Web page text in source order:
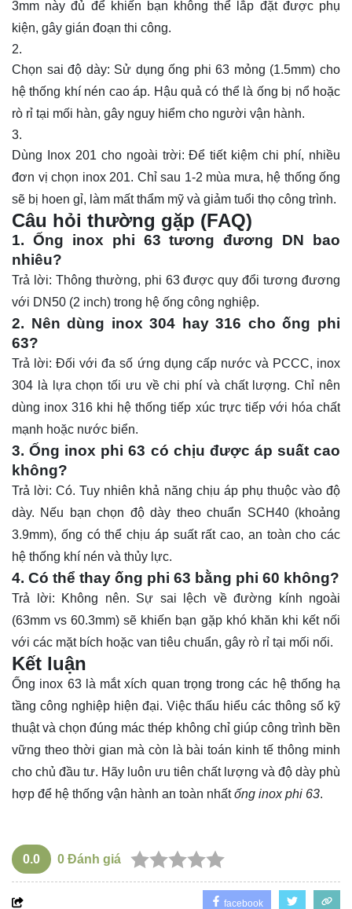
3mm này đủ để khiến bạn không thể lắp đặt được phụ
kiện, gây gián đoạn thi công.
Chọn sai độ dày: Sử dụng ống phi 63 mỏng (1.5mm) cho
hệ thống khí nén cao áp. Hậu quả có thể là ống bị nổ hoặc
rò rỉ tại mối hàn, gây nguy hiểm cho người vận hành.
Dùng Inox 201 cho ngoài trời: Để tiết kiệm chi phí, nhiều
đơn vị chọn inox 201. Chỉ sau 1-2 mùa mưa, hệ thống ống
sẽ bị hoen gỉ, làm mất thẩm mỹ và giảm tuổi thọ công trình.
Câu hỏi thường gặp (FAQ)
1. Ống inox phi 63 tương đương DN bao
nhiêu?
Trả lời: Thông thường, phi 63 được quy đổi tương đương
với DN50 (2 inch) trong hệ ống công nghiệp.
2. Nên dùng inox 304 hay 316 cho ống phi
63?
Trả lời: Đối với đa số ứng dụng cấp nước và PCCC, inox
304 là lựa chọn tối ưu về chi phí và chất lượng. Chỉ nên
dùng inox 316 khi hệ thống tiếp xúc trực tiếp với hóa chất
mạnh hoặc nước biển.
3. Ống inox phi 63 có chịu được áp suất cao
không?
Trả lời: Có. Tuy nhiên khả năng chịu áp phụ thuộc vào độ
dày. Nếu bạn chọn độ dày theo chuẩn SCH40 (khoảng
3.9mm), ống có thể chịu áp suất rất cao, an toàn cho các
hệ thống khí nén và thủy lực.
4. Có thể thay ống phi 63 bằng phi 60 không?
Trả lời: Không nên. Sự sai lệch về đường kính ngoài
(63mm vs 60.3mm) sẽ khiến bạn gặp khó khăn khi kết nối
với các mặt bích hoặc van tiêu chuẩn, gây rò rỉ tại mối nối.
Kết luận
Ống inox 63 là mắt xích quan trọng trong các hệ thống hạ
tầng công nghiệp hiện đại. Việc thấu hiểu các thông số kỹ
thuật và chọn đúng mác thép không chỉ giúp công trình bền
vững theo thời gian mà còn là bài toán kinh tế thông minh
cho chủ đầu tư. Hãy luôn ưu tiên chất lượng và độ dày phù
hợp để hệ thống vận hành an toàn nhấtống inox phi 63.
0.0 0 Đánh giá
facebook